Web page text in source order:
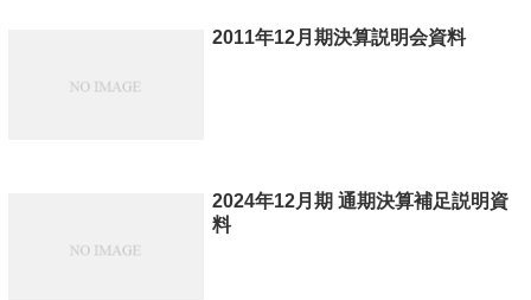
2011年12月期決算説明会資料
2024年12月期 通期決算補足説明資
料